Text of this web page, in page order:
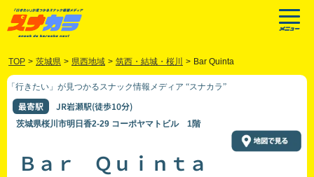
TOP > 茨城県 > 県西地域 > 筑西・結城・桜川 > Bar Quinta
「行きたい」が見つかるスナック情報メディア “スナカラ”
最寄駅 JR岩瀬駅(徒歩10分)
茨城県桜川市明日香2-29 コーポヤマトビル 1階
Ｂａｒ Ｑｕｉｎｔａ